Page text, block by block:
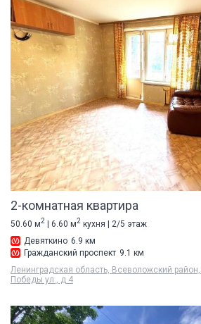
2-комнатная квартира
50.60 м2 | 6.60 м2 кухня | 2/5 этаж
Девяткино 6.9 км
Гражданский проспект 9.1 км
Ленинградская область, Всеволожский
Победы ул., д 4